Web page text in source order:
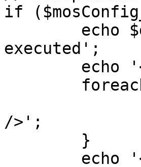
if
executed';
/>';